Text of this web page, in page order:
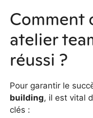
Comment
atelier
réussi ?
Pour garantir le
building, il est vital
clés :